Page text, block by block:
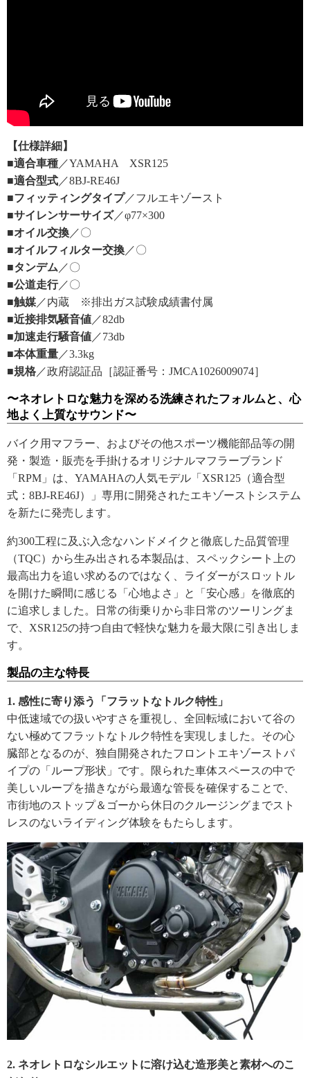
【仕様詳細】
■適合車種 ／YAMAHA XSR125
■適合型式 ／8BJ-RE46J
■フィッティングタイプ／フルエキゾースト
■サイレンサーサイズ／φ77×300
■オイル交換 ／〇
■オイルフィルター交換 ／〇
■タンデム ／〇
■公道走行／〇
■触媒 ／内蔵 ※排出ガス試験成績書付属
■近接排気騒音値 ／82db
■加速走行騒音値 ／73db
■本体重量 ／3.3kg
■規格 ／政府認証品［認証番号：JMCA1026009074］
〜ネオレトロな魅力を深める洗練されたフォルムと、心
地よく上質なサウンド〜
バイク用マフラー、およびその他スポーツ機能部品等の開
発・製造・販売を手掛けるオリジナルマフラーブランド
「RPM」は、YAMAHAの人気モデル「XSR125（適合型
式：8BJ-RE46J）」専用に開発されたエキゾーストシステム
を新たに発売します。
約300工程に及ぶ入念なハンドメイクと徹底した品質管理
（TQC）から生み出される本製品は、スペックシート上の
最高出力を追い求めるのではなく、ライダーがスロットル
を開けた瞬間に感じる「心地よさ」と「安心感」を徹底的
に追求しました。日常の街乗りから非日常のツーリングま
で、XSR125の持つ自由で軽快な魅力を最大限に引き出しま
す。
製品の主な特長
1. 感性に寄り添う「フラットなトルク特性」
中低速域での扱いやすさを重視し、全回転域において谷の
ない極めてフラットなトルク特性を実現しました。その心
臓部となるのが、独自開発されたフロントエキゾーストパ
イプの「ループ形状」です。限られた車体スペースの中で
美しいループを描きながら最適な管長を確保することで、
市街地のストップ＆ゴーから休日のクルージングまでスト
レスのないライディング体験をもたらします。
2. ネオレトロなシルエットに溶け込む造形美と素材へのこ